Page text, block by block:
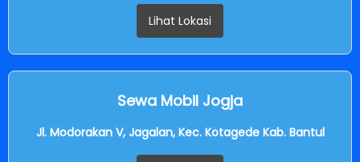
Lihat Lokasi
Sewa Mobil Jogja
Jl. Modorakan V, Jagalan, Kec. Kotagede Kab. Bantul